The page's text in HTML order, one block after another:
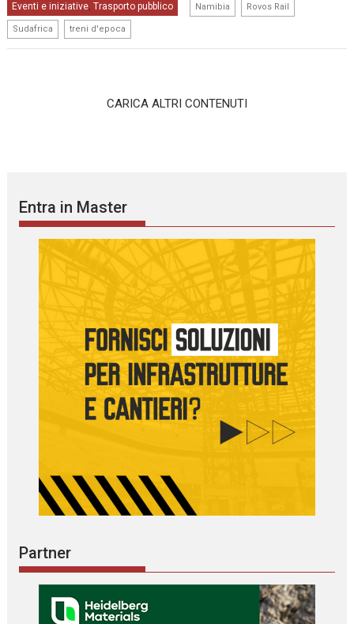
Eventi e iniziative,Trasporto pubblico Namibia Rovos Rail
Sudafrica treni d'epoca
CARICA ALTRI CONTENUTI
Entra in Master
Partner